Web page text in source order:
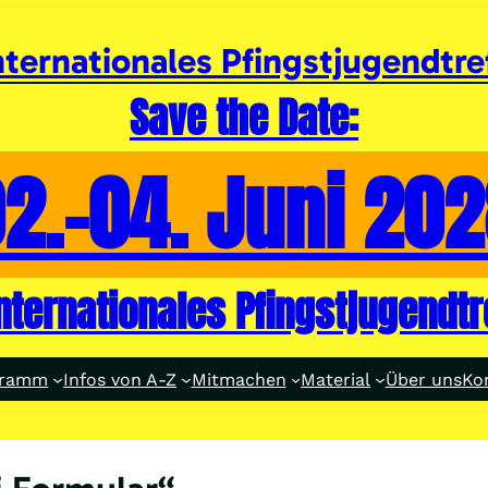
Save the Date:
04. Juni
Infos von A-Z Mitmachen Material Über uns